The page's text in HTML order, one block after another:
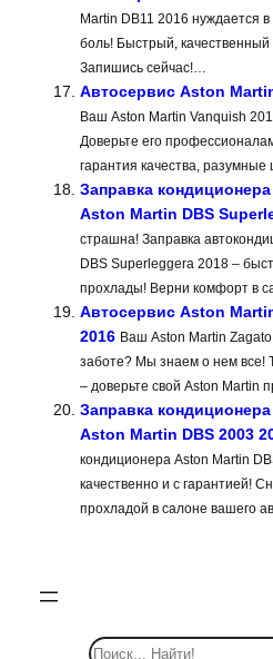
Martin DB11 2016 нуждается
боль! Быстрый, качественный
Запишись сейчас!…
Автосервис Aston
Ваш Aston Martin Vanquish
Доверьте его
гарантия качества,
Заправка
Aston Martin DBS
страшна! Заправка
DBS Superleggera 2018 –
прохлады! Верни комфорт в
Автосервис Aston
2016 Ваш Aston Martin
заботе? Мы знаем о нем все!
– доверьте свой Aston Martin
Заправка
Aston Martin DBS 2003
кондиционера Aston Martin
качественно и с гарантией!
прохладой в салоне вашего
S